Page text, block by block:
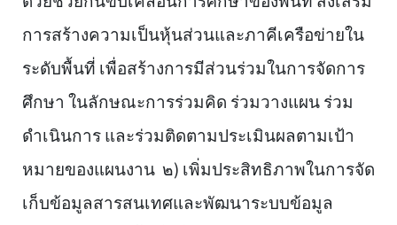
การสร้างความเป็นหุ้นส่วนและภาคีเครือข่ายใน
ระดับพื้นที่ เพื่อสร้างการมีส่วนร่วมในการจัดการ
ศึกษา ในลักษณะการร่วมคิด ร่วมวางแผน ร่วม
ดำเนินการ และร่วมติดตามประเมินผลตามเป้า
หมายของแผนงาน ๒) เพิ่มประสิทธิภาพในการจัด
เก็บข้อมูลสารสนเทศและพัฒนาระบบข้อมูล